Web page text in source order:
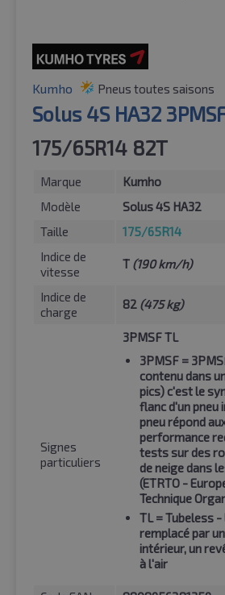
Kumho Pneus toutes saisons
Solus 4S HA32
175/65R14 82T
Marque
Kumho
Modèle
Solus 4S HA32
Taille
175/65R14
Indice de
vitesse
T (190 km/h)
Indice de
charge
82 (475 kg)
Signes
particuliers
3PMSF TL
3PMSF =
contenu dans
pics) c'est le
flanc d'un pneu
pneu répond
performance
tests sur des
de neige dans
(ETRTO -
Technique
TL= Tubeless -
remplacé par
intérieur, un
à l'air